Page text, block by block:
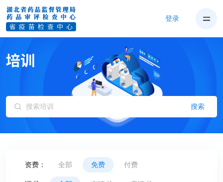
登录
搜索
资费： 全部 免费 付费